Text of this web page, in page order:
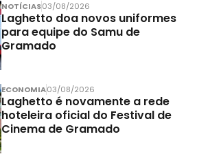
NOTÍCIAS03/08/2026
Laghetto doa novos uniformes
para equipe do Samu de
Gramado
ECONOMIA03/08/2026
Laghetto é novamente a rede
hoteleira oficial do Festival de
Cinema de Gramado